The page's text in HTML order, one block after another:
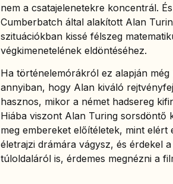
nem a csatajelenetekre koncentrál.
Cumberbatch által alakított Alan
szituációkban kissé félszeg
végkimenetelének eldöntéséhez.
Ha történelemórákról ez alapján
annyiban, hogy Alan kiváló
hasznos, mikor a német hadsereg
Hiába viszont Alan Turing sorsdöntő
meg embereket előítéletek, mint elért
életrajzi drámára vágysz, és érdekel
túloldaláról is, érdemes megnézni a